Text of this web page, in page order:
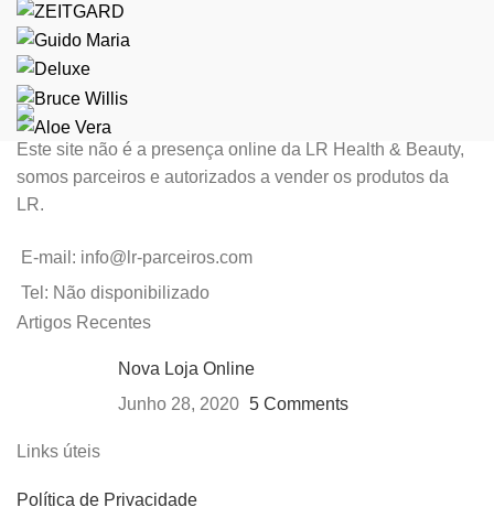
Este site não é a presença online da LR Health & Beauty,
somos parceiros e autorizados a vender os produtos da
LR.
E-mail: info@lr-parceiros.com
Tel: Não disponibilizado
Artigos Recentes
Nova Loja Online
Junho 28, 2020 5 Comments
Links úteis
Política de Privacidade